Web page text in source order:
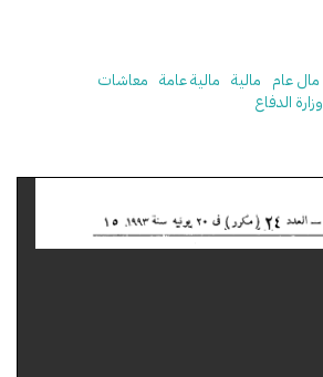
مال عام مالية مالية عامة معاشات
وزارة الدفاع